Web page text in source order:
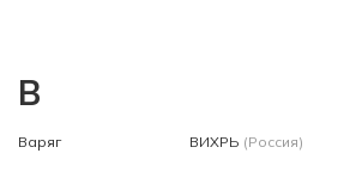
В
Варяг ВИХРЬ (Россия)